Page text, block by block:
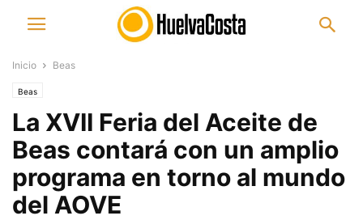
Inicio Beas
Beas
La XVII Feria del Aceite de
Beas contará con un amplio
programa en torno al mundo
del AOVE